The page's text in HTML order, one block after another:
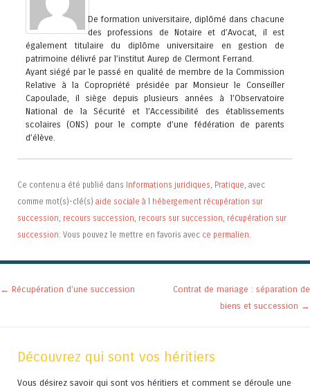
De formation universitaire, diplômé dans chacune
des professions de Notaire et d’Avocat, il est
également titulaire du diplôme universitaire en gestion de
patrimoine délivré par l’institut Aurep de Clermont Ferrand.
Ayant siégé par le passé en qualité de membre de la Commission
Relative à la Copropriété présidée par Monsieur le Conseiller
Capoulade, il siège depuis plusieurs années à l’Observatoire
National de la Sécurité et l’Accessibilité des établissements
scolaires (ONS) pour le compte d’une fédération de parents
d’élève.
Ce contenu a été publié dans Informations juridiques Pratique , avec
comme mot(s)-clé(s) aide sociale à l hébergement récupération sur
succession recours succession recours sur succession récupération sur
succession . Vous pouvez le mettre en favoris avec ce permalien
Navigation des articles
← Récupération d’une succession
Contrat de mariage : séparation de
biens et succession →
Découvrez qui sont vos héritiers
Vous désirez savoir qui sont vos héritiers et comment se déroule une